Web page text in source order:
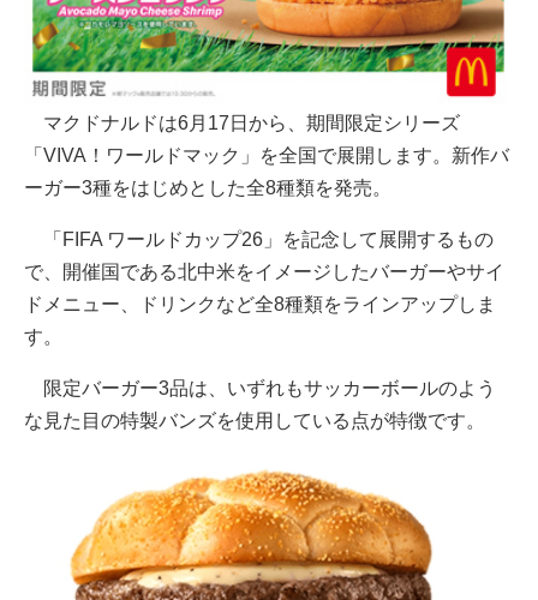
マクドナルドは6月17日から、期間限定シリーズ
「VIVA！ワールドマック」を全国で展開します。新作バ
ーガー3種をはじめとした全8種類を発売。
「FIFA ワールドカップ26」を記念して展開するもの
で、開催国である北中米をイメージしたバーガーやサイ
ドメニュー、ドリンクなど全8種類をラインアップしま
す。
限定バーガー3品は、いずれもサッカーボールのよう
な見た目の特製バンズを使用している点が特徴です。